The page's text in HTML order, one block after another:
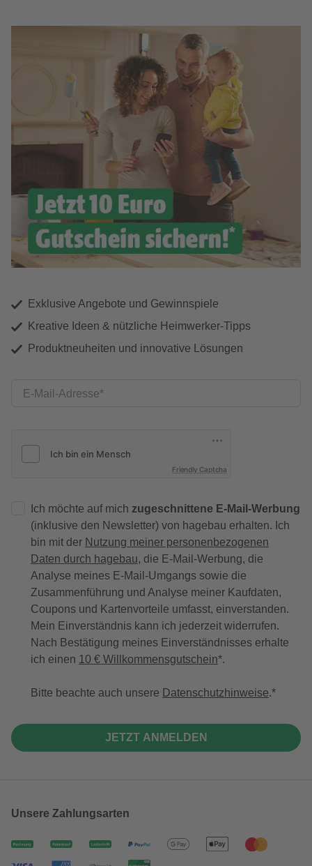
Exklusive Angebote und Gewinnspiele
Kreative Ideen & nützliche Heimwerker-Tipps
Produktneuheiten und innovative Lösungen
E-Mail-Adresse
Friendly Captcha
Ich möchte auf mich zugeschnittene E-Mail-Werbung
(inklusive den Newsletter) von hagebau erhalten. Ich
bin mit der Nutzung meiner personenbezogenen
Daten durch hagebau, die E-Mail-Werbung, die
Analyse meines E-Mail-Umgangs sowie die
Zusammenführung und Analyse meiner Kaufdaten,
Coupons und Kartenvorteile umfasst, einverstanden.
Mein Einverständnis kann ich jederzeit widerrufen.
Nach Bestätigung meines Einverständnisses erhalte
ich einen 10 € Willkommensgutschein*.
Bitte beachte auch unsere Datenschutzhinweise.
JETZT ANMELDEN
Unsere Zahlungsarten